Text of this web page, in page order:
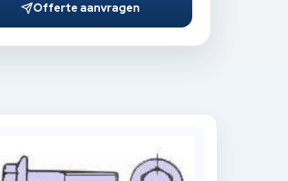
Offerte aanvragen